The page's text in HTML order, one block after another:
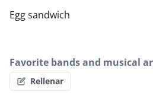
Egg sandwich
Favorite bands and musical
Rellenar